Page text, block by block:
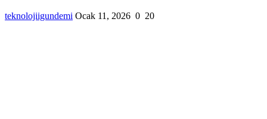
teknolojiigundemi Ocak 11, 2026 0 20